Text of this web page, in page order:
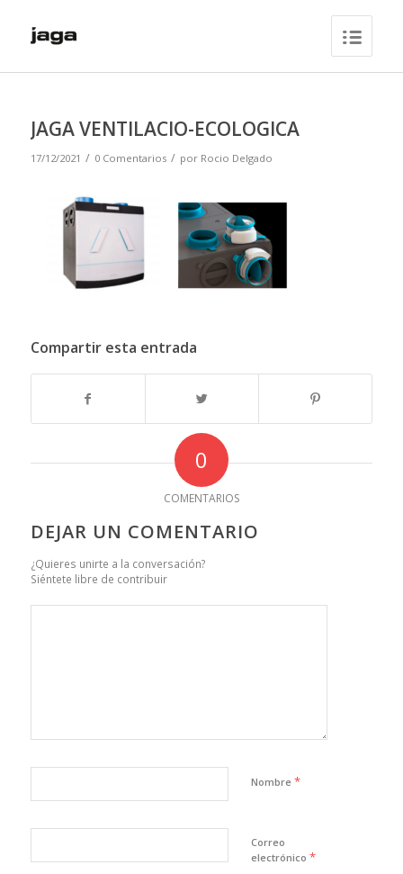
JAGA VENTILACIO-ECOLOGICA
17/12/2021 / 0 Comentarios / por Rocio Delgado
Compartir esta entrada
0
COMENTARIOS
DEJAR UN COMENTARIO
¿Quieres unirte a la conversación?
Siéntete libre de contribuir
Nombre *
Correo
electrónico *